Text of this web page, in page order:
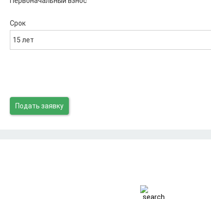
Срок
15 лет
Подать заявку